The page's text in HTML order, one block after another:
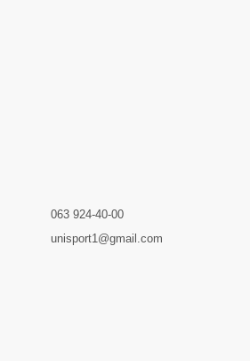
063 924-40-00
unisport1@gmail.com